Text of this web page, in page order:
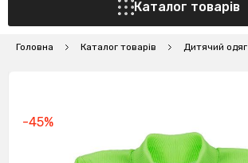
Каталог товарів
Головна Каталог товарів Дитячий одяг
-45%